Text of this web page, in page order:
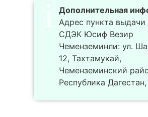
Дополнительная
Адрес пункта выдачи
СДЭК Юсиф Везир
Чеменземинли: ул.
12, Тахтамукай,
Чеменземинский
Республика